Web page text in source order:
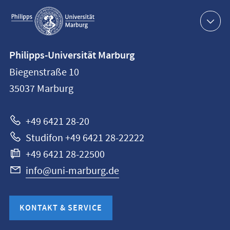
Service-
Navigation
Philipps-
Universität
Marburg
Philipps-Universität Marburg
Biegenstraße 10
35037 Marburg
+49 6421 28-20
Studifon +49 6421 28-22222
+49 6421 28-22500
info@uni-marburg.de
KONTAKT & SERVICE